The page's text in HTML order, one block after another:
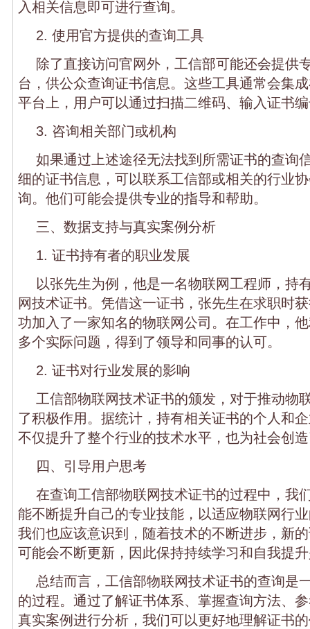
入相关信息即可进行查询。
2. 使用官方提供的查询工具
除了直接访问官网外，工信部可能还会提供
台，供公众查询证书信息。这些工具通常会集
平台上，用户可以通过扫描二维码、输入证书
3. 咨询相关部门或机构
如果通过上述途径无法找到所需证书的查询
细的证书信息，可以联系工信部或相关的行业
询。他们可能会提供专业的指导和帮助。
三、数据支持与真实案例分析
1. 证书持有者的职业发展
以张先生为例，他是一名物联网工程师，持
网技术证书。凭借这一证书，张先生在求职时
功加入了一家知名的物联网公司。在工作中，
多个实际问题，得到了领导和同事的认可。
2. 证书对行业发展的影响
工信部物联网技术证书的颁发，对于推动物
了积极作用。据统计，持有相关证书的个人和
不仅提升了整个行业的技术水平，也为社会创
四、引导用户思考
在查询工信部物联网技术证书的过程中，我
能不断提升自己的专业技能，以适应物联网行
我们也应该意识到，随着技术的不断进步，新
可能会不断更新，因此保持持续学习和自我提
总结而言，工信部物联网技术证书的查询是
的过程。通过了解证书体系、掌握查询方法、
真实案例进行分析，我们可以更好地理解证书